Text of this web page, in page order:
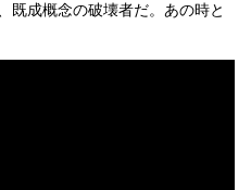
既成概念の破壊者だ。あの時と